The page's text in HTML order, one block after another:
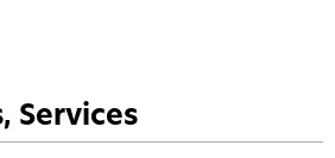
Services